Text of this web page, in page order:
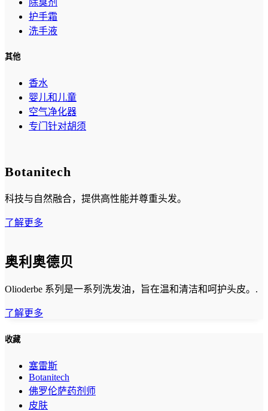
护手霜
洗手液
其他
香水
婴儿和儿童
空气净化器
专门针对胡须
Botanitech
科技与自然融合，提供高性能并尊重头发。
了解更多
奥利奥德贝
Olioderbe 系列是一系列洗发油，旨在温和清洁和呵护头皮。.
了解更多
收藏
塞雷斯
Botanitech
佛罗伦萨药剂师
皮肤